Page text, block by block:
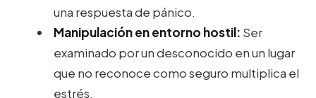
una respuesta de pánico.
Manipulación en entorno hostil: Ser
examinado por un desconocido en un lugar
que no reconoce como seguro multiplica el
estrés.